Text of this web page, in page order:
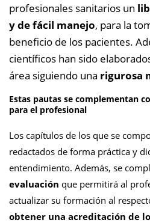
profesionales sanitarios un
y de fácil manejo, para la
beneficio de los pacientes.
científicos han sido
área siguiendo una rigurosa
Estas pautas se complementan
para el profesional
Los capítulos de los que se
redactados de forma práctica y
entendimiento. Además, se
evaluación que permitirá al
actualizar su formación al
obtener una acreditación de